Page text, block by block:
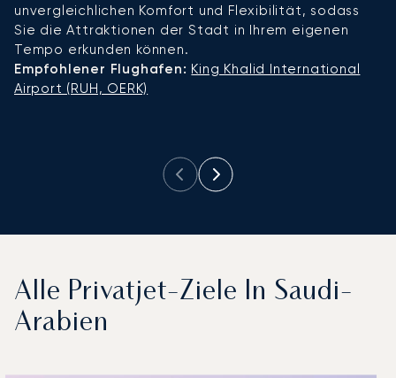
unvergleichlichen Komfort und Flexibilität, sodass
Sie die Attraktionen der Stadt in Ihrem eigenen
Tempo erkunden können.
Empfohlener Flughafen: King Khalid International
Airport (RUH, OERK)
Alle Privatjet-Ziele In Saudi-
Arabien